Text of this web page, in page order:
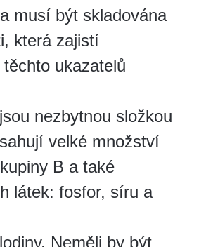
musí být skladována
která zajistí
ukazatelů
nezbytnou složkou
velké množství
B a také
látek: fosfor, síru a
Neměli by být